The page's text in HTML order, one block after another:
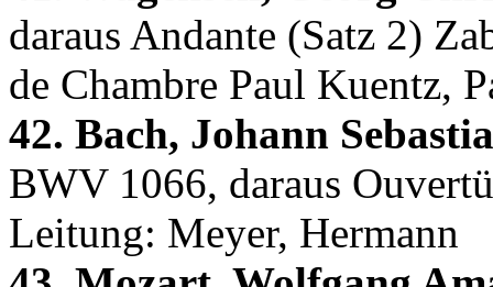
daraus Andante (Satz 2)
de Chambre Paul Kuentz,
42. Bach, Johann
BWV 1066, daraus
Leitung: Meyer, Hermann